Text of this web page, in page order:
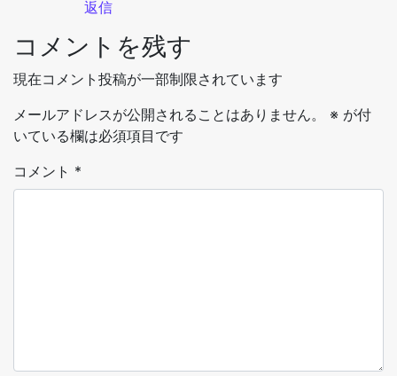
返信
コメントを残す
現在コメント投稿が一部制限されています
メールアドレスが公開されることはありません。
※ が付
いている欄は必須項目です
コメント *